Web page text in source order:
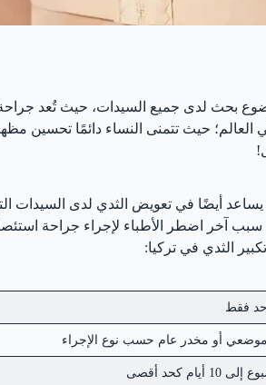
بحث لدى جميع السيدات، حيث تُعد جراحة
العالم؛ حيث تتمنى النساء دائمًا تحسين
يساعد أيضًا في تعويض الثدي لدى السيدات
سبب آخر اضطر الأطباء لإجراء جراحة
الثدي في تركيا:
فقط
أو مخدر عام حسب نوع الإجراء
أيام كحد أقصى